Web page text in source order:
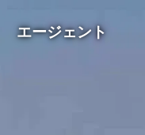
エージェント